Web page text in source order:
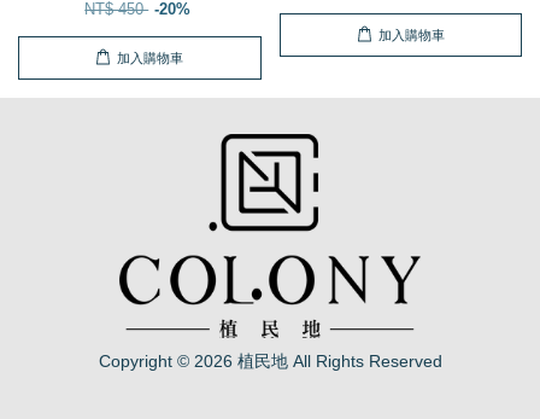
NT$ 450 -20%
加入購物車
加入購物車
Copyright © 2026 植民地 All Rights Reserved